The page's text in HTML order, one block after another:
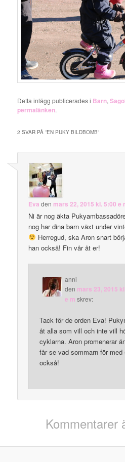
Detta inlägg publicerades i Barn,
permalänken.
2 SVAR PÅ ”EN PUKY BILDBOMB”
Eva den mars 22, 2015 kl. 5:00 e
Ni är nog äkta
nog har dina barn växt under
Herregud, ska Aron snart
han också! Fin vår åt er!
anni
den mars 23, 2015
e m skrev:
Tack för de orden Eva!
åt alla som vill och inte vill
cyklarna. Aron promenerar
får se vad sommarn för
också!
Kommentarer